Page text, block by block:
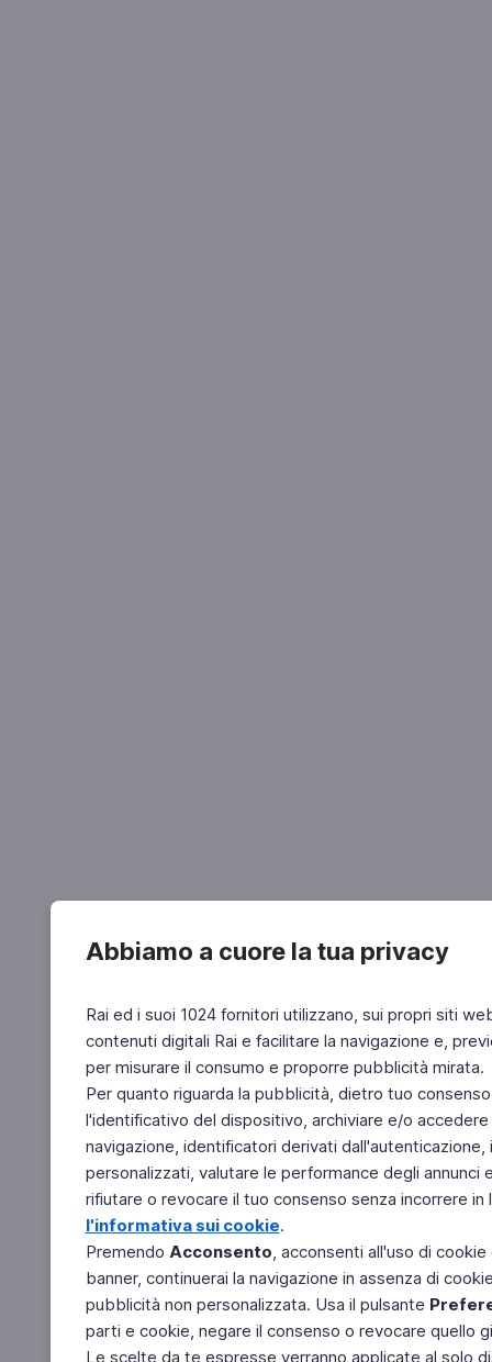
Abbiamo a cuore la tua privacy
Rai ed i suoi 1024 fornitori utilizzano, sui propri siti
contenuti digitali Rai e facilitare la navigazione e,
per misurare il consumo e proporre pubblicità mirata.
Per quanto riguarda la pubblicità, dietro tuo
l'identificativo del dispositivo, archiviare e/o
navigazione, identificatori derivati
personalizzati, valutare le performance degli
rifiutare o revocare il tuo consenso senza incorrere
l'informativa sui cookie.
Premendo Acconsento, acconsenti all'uso di
banner, continuerai la navigazione in assenza di
pubblicità non personalizzata. Usa il pulsante
parti e cookie, negare il consenso o revocare quello
Le scelte da te espresse verranno applicate al solo